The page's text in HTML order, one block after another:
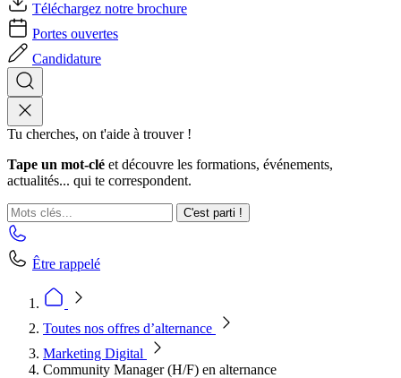
Téléchargez notre brochure
Portes ouvertes
Candidature
Tu cherches, on t'aide à trouver !
Tape un mot-clé et découvre les formations, événements,
actualités... qui te correspondent.
C'est parti !
Être rappelé
Toutes nos offres d’alternance
Marketing Digital
Community Manager (H/F) en alternance